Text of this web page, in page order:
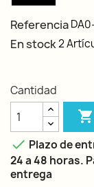
Referencia
En stock2
Cantidad

 Plazo de
24 a 48 horas.
entrega